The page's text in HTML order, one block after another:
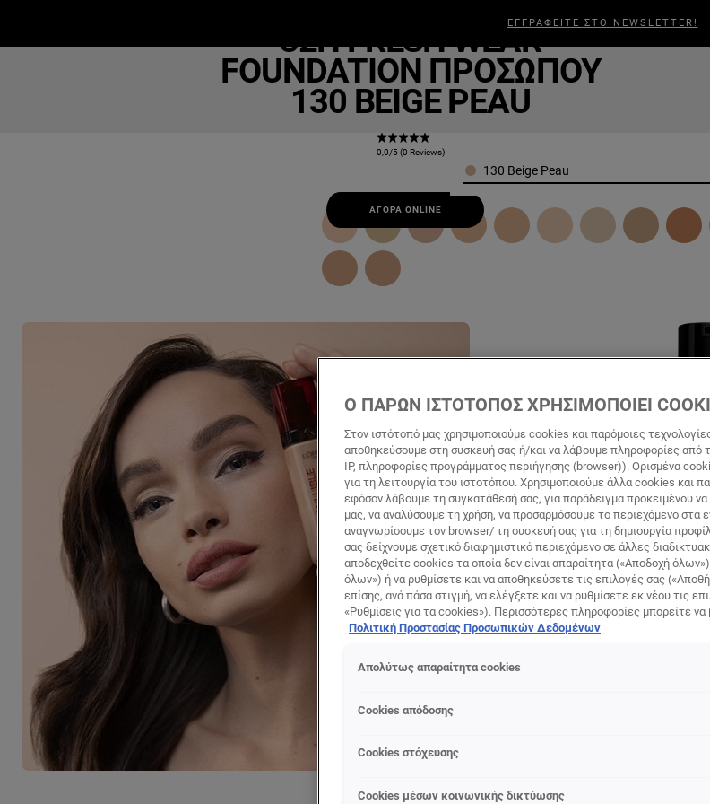
ΕΓΓΡΑΦΕΙΤΕ ΣΤΟ NEWSLETTER!
32H FRESH WEAR
FOUNDATION ΠΡΟΣΏΠΟΥ
130 BEIGE PEAU
0,0/5 (0 Reviews)
ΑΓΟΡΆ ONLINE
Color130 Beige Peau
Ο ΠΑΡΩΝ ΙΣΤΟΤΟΠΟΣ ΧΡΗΣΙΜΟΠΟΙΕΙ
Στον ιστότοπό μας χρησιμοποιούμε cookies και παρόμοιες
αποθηκεύσουμε στη συσκευή σας ή/και να λάβουμε πληροφορίες από
IP, πληροφορίες προγράμματος περιήγησης (browser)). Ορισμένα
για τη λειτουργία του ιστοτόπου. Χρησιμοποιούμε άλλα cookies και
εφόσον λάβουμε τη συγκατάθεσή σας, για παράδειγμα προκειμένου
μας, να αναλύσουμε τη χρήση, να προσαρμόσουμε το περιεχόμενο στα
αναγνωρίσουμε τον browser/ τη συσκευή σας για τη δημιουργία
σας δείχνουμε σχετικό διαφημιστικό περιεχόμενο σε άλλες
αποδεχθείτε cookies τα οποία δεν είναι απαραίτητα («Αποδοχή
όλων») ή να ρυθμίσετε και να αποθηκεύσετε τις επιλογές σας
επίσης, ανά πάσα στιγμή, να ελέγξετε και να ρυθμίσετε εκ νέου τις
«Ρυθμίσεις για τα cookies»). Περισσότερες πληροφορίες μπορείτε να
Πολιτική Προστασίας Προσωπικών Δεδομένων
Απολύτως απαραίτητα cookies
Cookies απόδοσης
Cookies στόχευσης
Cookies μέσων κοινωνικής δικτύωσης